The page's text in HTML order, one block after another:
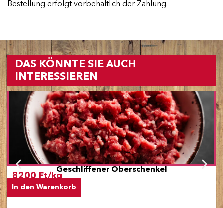
Bestellung erfolgt vorbehaltlich der Zahlung.
DAS KÖNNTE SIE AUCH
INTERESSIEREN
Geschliffener Oberschenkel
8200 Ft/kg
In den Warenkorb